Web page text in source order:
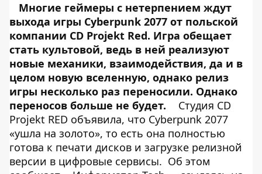
Многие геймеры с нетерпением ждут
выхода игры Cyberpunk 2077 от польской
компании CD Projekt Red. Игра обещает
стать культовой, ведь в ней реализуют
новые механики, взаимодействия, да и в
целом новую вселенную, однако релиз
игры несколько раз переносили. Однако
переносов больше не будет.
Студия CD
Projekt RED объявила, что Cyberpunk 2077
«ушла на золото», то есть она полностью
готова к печати дисков и загрузке релизной
версии в цифровые сервисы. Об этом